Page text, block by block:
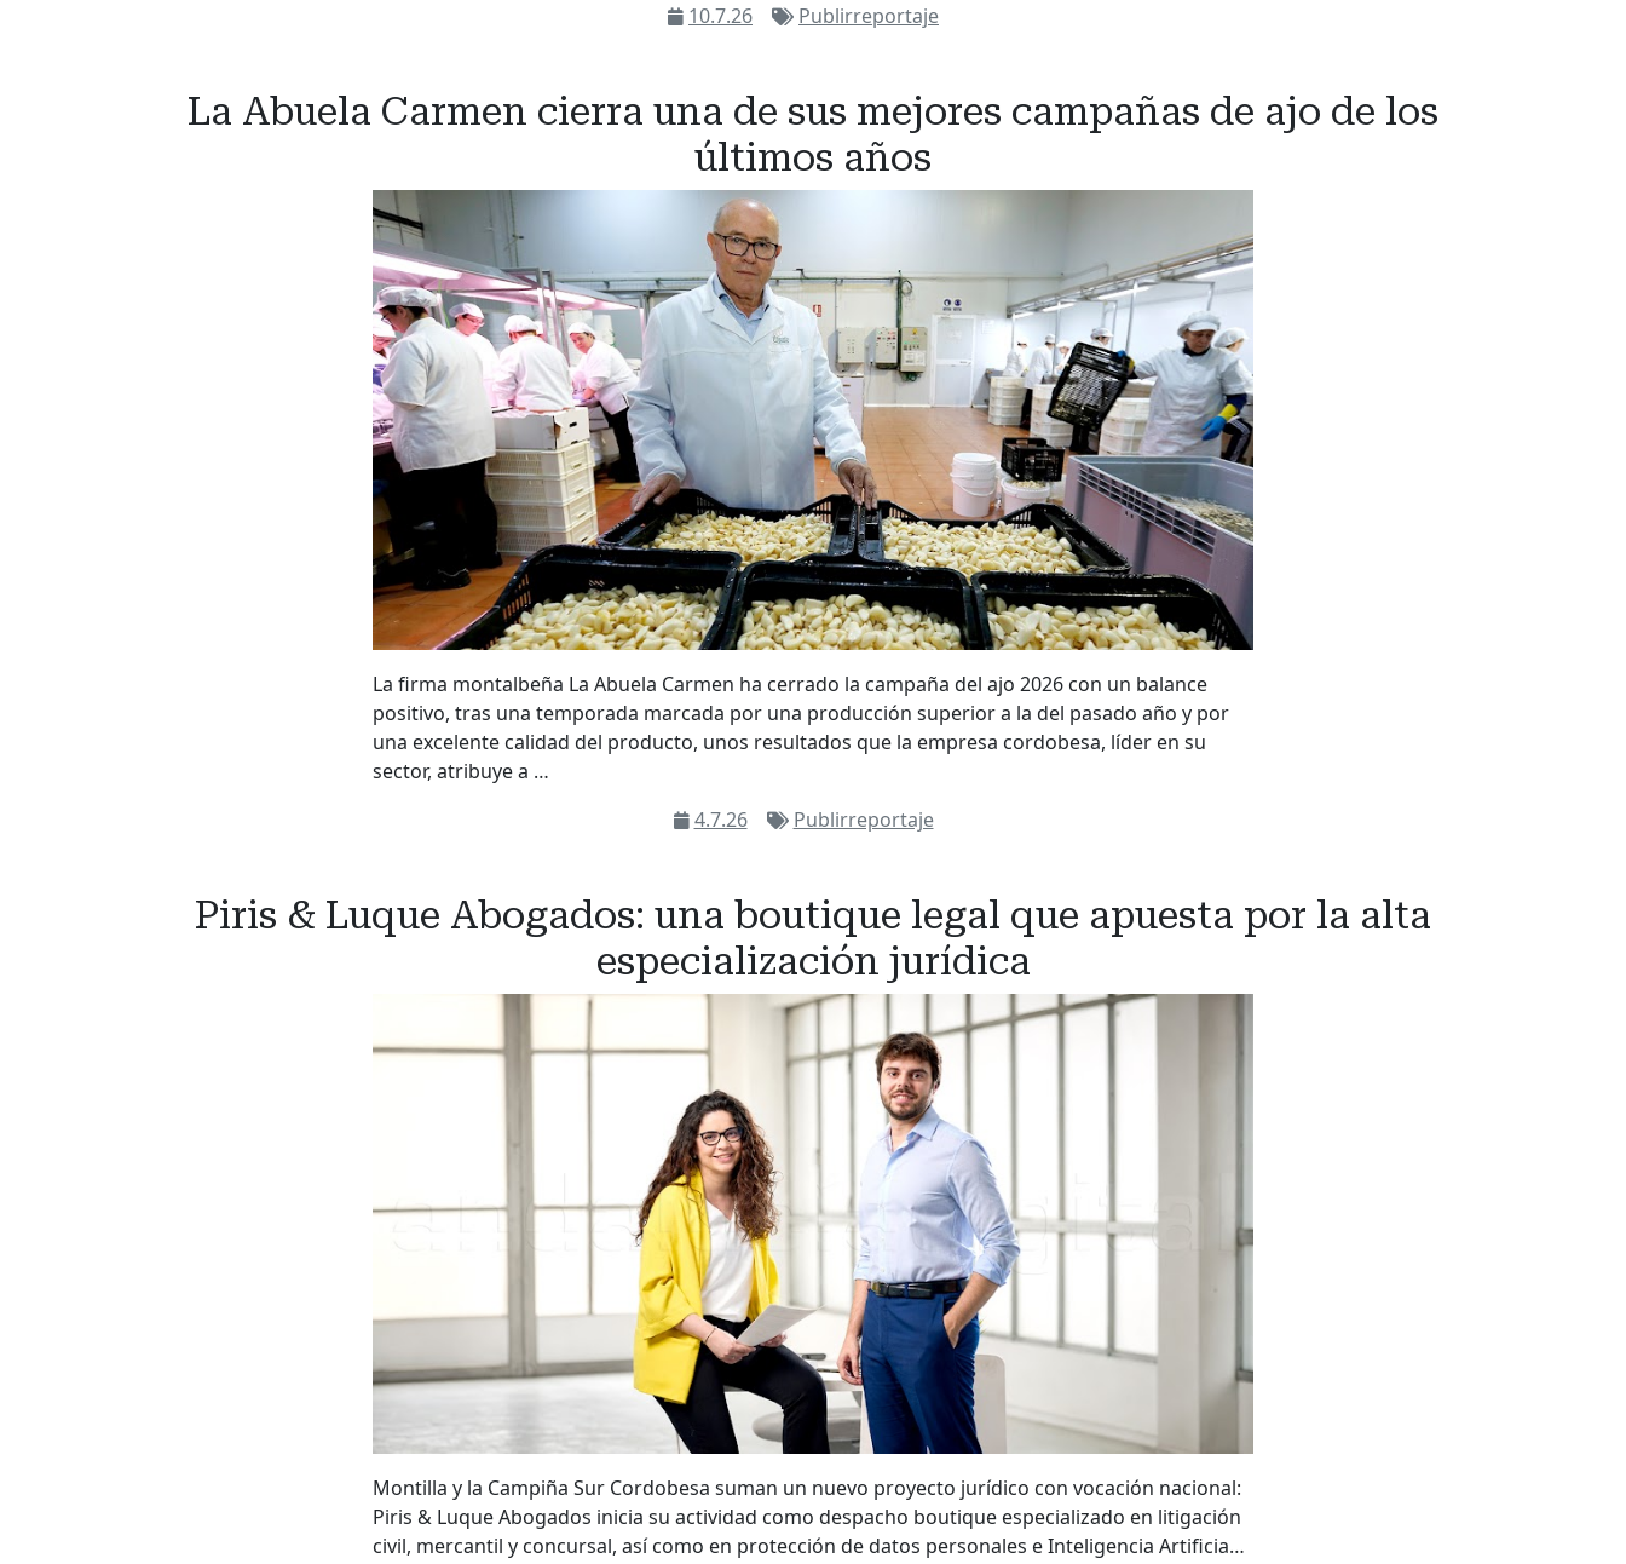
10.7.26
Publirreportaje
La Abuela Carmen cierra una de sus mejores campañas de ajo de los
últimos años
La firma montalbeña La Abuela Carmen ha cerrado la campaña del ajo 2026 con un balance
positivo, tras una temporada marcada por una producción superior a la del pasado año y por
una excelente calidad del producto, unos resultados que la empresa cordobesa, líder en su
sector, atribuye a …
4.7.26
Publirreportaje
Piris & Luque Abogados: una boutique legal que apuesta por la alta
especialización jurídica
Montilla y la Campiña Sur Cordobesa suman un nuevo proyecto jurídico con vocación nacional:
Piris & Luque Abogados inicia su actividad como despacho boutique especializado en litigación
civil, mercantil y concursal, así como en protección de datos personales e Inteligencia Artificia…